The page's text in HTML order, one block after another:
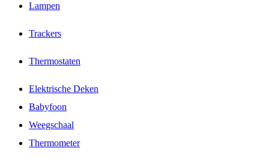
Lampen
Trackers
Thermostaten
Elektrische Deken
Babyfoon
Weegschaal
Thermometer